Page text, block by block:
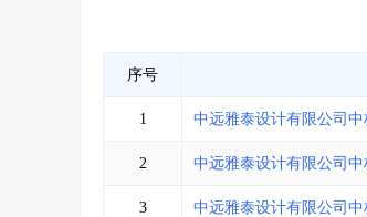
组合查询-广州
四库专查>
序号
1 中远雅泰设计有限公司
2 中远雅泰设计有限公司
3 中远雅泰设计有限公司